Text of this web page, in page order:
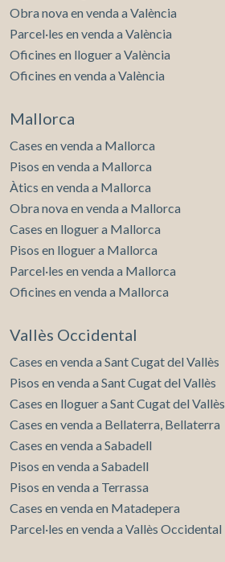
Obra nova en venda a València
Parcel·les en venda a València
Oficines en lloguer a València
Oficines en venda a València
Mallorca
Cases en venda a Mallorca
Pisos en venda a Mallorca
Àtics en venda a Mallorca
Obra nova en venda a Mallorca
Cases en lloguer a Mallorca
Pisos en lloguer a Mallorca
Parcel·les en venda a Mallorca
Oficines en venda a Mallorca
Vallès Occidental
Cases en venda a Sant Cugat del Vallès
Pisos en venda a Sant Cugat del Vallès
Cases en lloguer a Sant Cugat del Vallès
Cases en venda a Bellaterra, Bellaterra
Cases en venda a Sabadell
Pisos en venda a Sabadell
Pisos en venda a Terrassa
Cases en venda en Matadepera
Parcel·les en venda a Vallès Occidental